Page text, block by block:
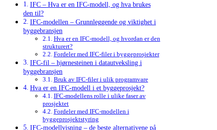
IFC – Hva er en IFC-modell, og hva brukes
den til?
IFC-modellen – Grunnleggende og viktighet i
byggebransjen
Hva er en IFC-modell, og hvordan er den
strukturert?
Fordeler med IFC-filer i byggeprosjekter
IFC-fil – hjørnesteinen i datautveksling i
byggebransjen
Bruk av IFC-filer i ulik programvare
Hva er en IFC-modell i et byggeprosjekt?
IFC-modellens rolle i ulike faser av
prosjektet
Fordeler med IFC-modellen i
byggeprosjektstyring
IFC-modellvisning – de beste alternativene på